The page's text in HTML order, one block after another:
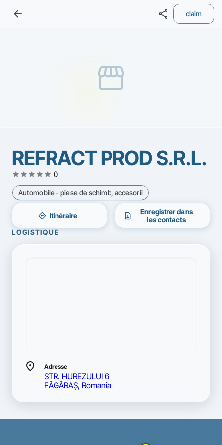
arrow_back share claim
storefront
REFRACT PROD S.R.L.
star star star star star 0
Automobile - piese de schimb, accesorii
directions Itinéraire contact_page
Enregistrer dans
les contacts
LOGISTIQUE
location_on Adresse
STR. HUREZULUI 6
FĂGĂRAŞ, Romania